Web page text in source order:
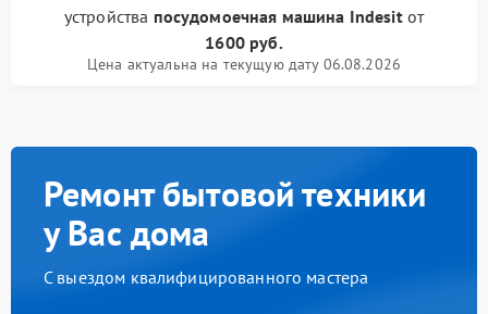
устройства посудомоечная машина Indesitот
1600 руб.
Цена актуальна на текущую дату 06.08.2026
Ремонт бытовой техники
у Вас дома
С выездом квалифицированного мастера